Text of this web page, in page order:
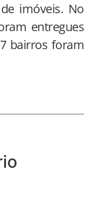
imóveis. No
entregues
bairros foram